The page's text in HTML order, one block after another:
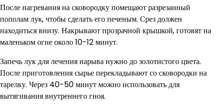
После нагревания на сковородку помещают разрезанный
пополам лук, чтобы сделать его печеным. Срез должен
находиться внизу. Накрывают прозрачной крышкой, готовят на
маленьком огне около 10-12 минут.
Запечь лук для лечения нарыва нужно до золотистого цвета.
После приготовления сырье перекладывают со сковородки на
тарелку. Через 40-50 минут можно использовать для
вытягивания внутреннего гноя.